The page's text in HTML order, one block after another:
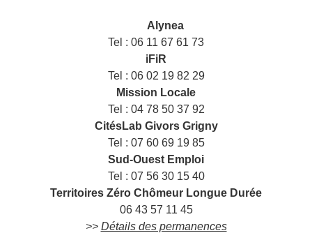
Alynea
Tel : 06 11 67 61 73
iFiR
Tel : 06 02 19 82 29
Mission Locale
Tel : 04 78 50 37 92
CitésLab Givors Grigny
Tel : 07 60 69 19 85
Sud-Ouest Emploi
Tel : 07 56 30 15 40
Territoires Zéro Chômeur Longue Durée
06 43 57 11 45
>> Détails des permanences